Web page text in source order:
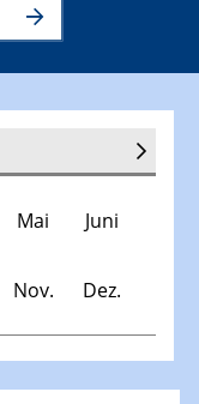
Mai Juni
Nov. Dez.